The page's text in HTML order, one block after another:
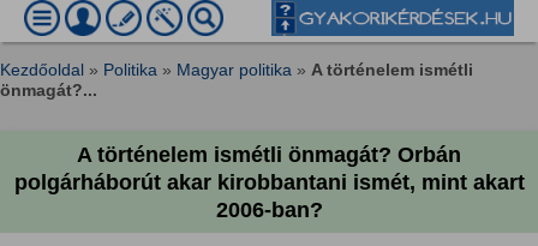
Kezdőoldal » Politika » Magyar politika » A történelem ismétli
önmagát?...
A történelem ismétli önmagát? Orbán
polgárháborút akar kirobbantani ismét, mint akart
2006-ban?